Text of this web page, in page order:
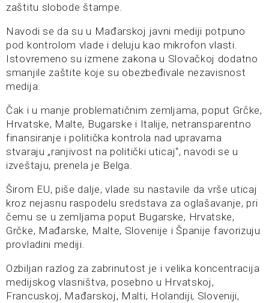
zaštitu slobode štampe.
Navodi se da su u Mađarskoj javni mediji potpuno
pod kontrolom vlade i deluju kao mikrofon vlasti.
Istovremeno su izmene zakona u Slovačkoj dodatno
smanjile zaštite koje su obezbeđivale nezavisnost
medija.
Čak i u manje problematičnim zemljama, poput Grčke,
Hrvatske, Malte, Bugarske i Italije, netransparentno
finansiranje i politička kontrola nad upravama
stvaraju „ranjivost na politički uticaj“, navodi se u
izveštaju, prenela je Belga.
Širom EU, piše dalje, vlade su nastavile da vrše uticaj
kroz nejasnu raspodelu sredstava za oglašavanje, pri
čemu se u zemljama poput Bugarske, Hrvatske,
Grčke, Mađarske, Malte, Slovenije i Španije favorizuju
provladini mediji.
Ozbiljan razlog za zabrinutost je i velika koncentracija
medijskog vlasništva, posebno u Hrvatskoj,
Francuskoj, Mađarskoj, Malti, Holandiji, Sloveniji,